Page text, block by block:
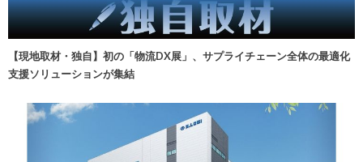
【現地取材・独自】初の「物流DX展」、サプライチェーン全体の最適化
支援ソリューションが集結